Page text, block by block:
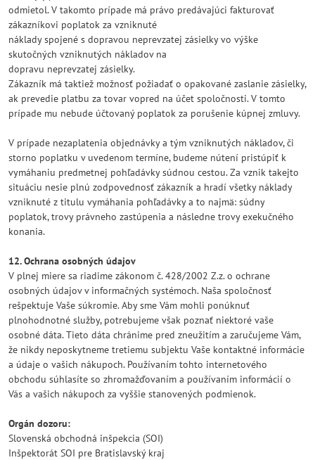
odmietol. V takomto prípade má právo predávajúci fakturovať
zákazníkovi poplatok za vzniknuté
náklady spojené s dopravou neprevzatej zásielky vo výške
skutočných vzniknutých nákladov na
dopravu neprevzatej zásielky.
Zákazník má taktiež možnosť požiadať o opakované zaslanie zásielky,
ak prevedie platbu za tovar vopred na účet spoločnosti. V tomto
prípade mu nebude účtovaný poplatok za porušenie kúpnej zmluvy.
V prípade nezaplatenia objednávky a tým vzniknutých nákladov, či
storno poplatku v uvedenom termíne, budeme nútení pristúpiť k
vymáhaniu predmetnej pohľadávky súdnou cestou. Za vznik takejto
situáciu nesie plnú zodpovednosť zákazník a hradí všetky náklady
vzniknuté z titulu vymáhania pohľadávky a to najmä: súdny
poplatok, trovy právneho zastúpenia a následne trovy exekučného
konania.
12. Ochrana osobných údajov
V plnej miere sa riadime zákonom č. 428/2002 Z.z. o ochrane
osobných údajov v informačných systémoch. Naša spoločnosť
rešpektuje Vaše súkromie. Aby sme Vám mohli ponúknuť
plnohodnotné služby, potrebujeme však poznať niektoré vaše
osobné dáta. Tieto dáta chránime pred zneužitím a zaručujeme Vám,
že nikdy neposkytneme tretiemu subjektu Vaše kontaktné informácie
a údaje o vašich nákupoch. Používaním tohto internetového
obchodu súhlasíte so zhromažďovaním a používaním informácií o
Vás a vašich nákupoch za vyššie stanovených podmienok.
Orgán dozoru:
Slovenská obchodná inšpekcia (SOI)
Inšpektorát SOI pre Bratislavský kraj